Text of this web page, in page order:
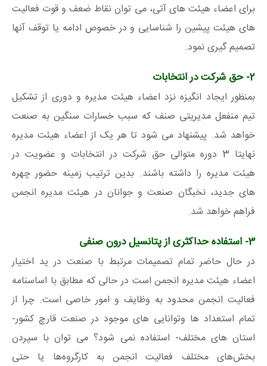
برای اعضاء هیئت های آتی، می توان نقاط ضعف و قوت فعالیت
های هیئت پیشین را شناسایی و در خصوص ادامه یا توقف آنها
تصمیم گیری نمود.
2- حق شرکت در انتخابات
بمنظور ایجاد انگیزه نزد اعضاء هیئت مدیره و دوری از تشکیل
تیم منفعل مدیریتی صنف که سبب خسارات سنگین به صنعت
خواهد شد. پیشنهاد می شود تا هر یک از اعضاء هیئت مدیره
نهایتا 3 دوره متوالی حق شرکت در انتخابات و عضویت در
هیئت مدیره را داشته باشند. بدین ترتیب زمینه حضور چهره
های جدید، نخبگان صنعت و جوانان در هیئت مدیره انجمن
فراهم خواهد شد.
3- استفاده حداکثری از پتانسیل درون صنفی
در حال حاضر تمام تصمیمات مرتبط با صنعت در ید اختیار
اعضاء هیئت مدیره انجمن است در حالی که مطابق با اساسنامه
فعالیت انجمن محدود به وظایف و امور خاصی است. چرا از
تمام استعداد ها وتوانایی های موجود در صنعت قارچ کشور-
استان های مختلف- استفاده نمی شود؟ می توان با سپردن
بخش‌های مختلف فعالیت انجمن به کارگروه‌ها یا حتی